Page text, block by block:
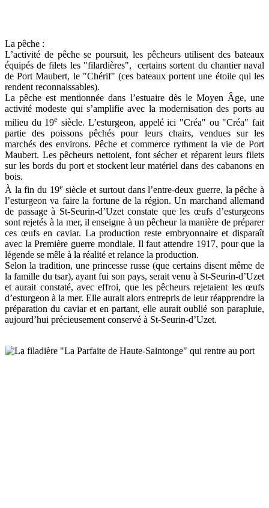
La pêche :
L’activité de pêche se poursuit, les pêcheurs utilisent des bateaux
équipés de filets les "filardières", certains sortent du chantier naval
de Port Maubert, le "Chérif" (ces bateaux portent une étoile qui les
rendent reconnaissables).
La pêche est mentionnée dans l’estuaire dès le Moyen Âge, une
activité modeste qui s’amplifie avec la modernisation des ports au
milieu du 19e siècle. L’esturgeon, appelé ici "Créa" ou "Créa" fait
partie des poissons pêchés pour leurs chairs, vendues sur les
marchés des environs. Pêche et commerce rythment la vie de Port
Maubert. Les pêcheurs nettoient, font sécher et réparent leurs filets
sur les bords du port et stockent leur matériel dans des cabanons en
bois.
À la fin du 19esiècle et surtout dans l’entre-deux guerre, la pêche à
l’esturgeon va faire la fortune de la région. Un marchand allemand
de passage à St-Seurin-d’Uzet constate que les œufs d’esturgeons
sont rejetés à la mer, il enseigne à un pêcheur la manière de préparer
ces œufs en caviar. La production reste embryonnaire et disparaît
avec la Première guerre mondiale. Il faut attendre 1917, pour que la
légende se mêle à la réalité et relance la production.
Selon la tradition, une princesse russe (que certains disent même de
la famille du tsar), ayant fui son pays, serait venu à St-Seurin-d’Uzet
et aurait constaté, avec effroi, que les pêcheurs rejetaient les œufs
d’esturgeon à la mer. Elle aurait alors entrepris de leur réapprendre la
préparation du caviar et en partant, elle aurait oublié son parapluie,
aujourd’hui précieusement conservé à St-Seurin-d’Uzet.